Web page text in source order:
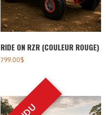
RIDE ON RZR (COULEUR ROUGE)
799.00$